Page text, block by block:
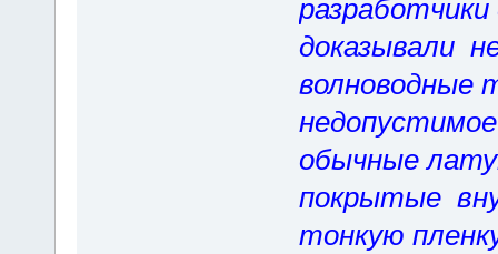
доказывали
волноводные
обычные
покрытые
тонкую